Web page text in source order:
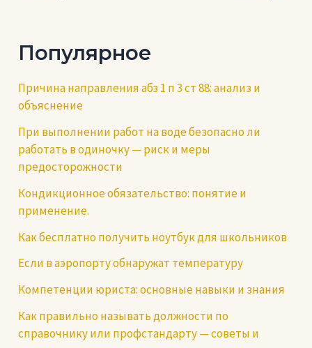
Популярное
Причина направления абз 1 п 3 ст 88: анализ и
объяснение
При выполнении работ на воде безопасно ли
работать в одиночку — риск и меры
предосторожности
Кондикционное обязательство: понятие и
применение.
Как бесплатно получить ноутбук для школьников
Если в аэропорту обнаружат температуру
Компетенции юриста: основные навыки и знания
Как правильно называть должности по
справочнику или профстандарту — советы и